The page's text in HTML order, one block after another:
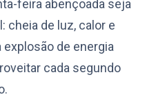
feira abençoada seja
cheia de luz, calor e
explosão de energia
cada segundo